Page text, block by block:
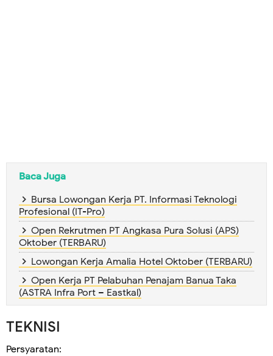
Baca Juga
Bursa Lowongan Kerja PT. Informasi Teknologi
Profesional (IT-Pro)
Open Rekrutmen PT Angkasa Pura Solusi (APS)
Oktober (TERBARU)
Lowongan Kerja Amalia Hotel Oktober (TERBARU)
Open Kerja PT Pelabuhan Penajam Banua Taka
(ASTRA Infra Port – Eastkal)
TEKNISI
Persyaratan: